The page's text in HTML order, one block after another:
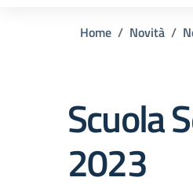
Home Novità
Scuola
2023